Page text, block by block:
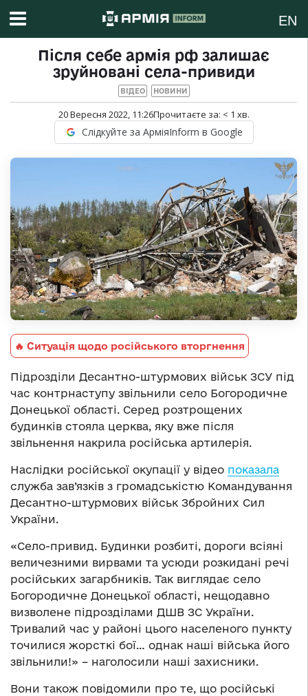
EN
Після себе армія рф залишає
зруйновані села-привиди
ВІДЕО НОВИНИ
20 Вересня 2022, 11:26Прочитаєте за: < 1 хв.
Слідкуйте за АрміяInform в Google
🔥 Ситуація щодо російського вторгнення
Підрозділи Десантно-штурмових військ ЗСУ під
час контрнаступу звільнили село Богородичне
Донецької області. Серед розтрощених
будинків стояла церква, яку вже після
звільнення накрила російська артилерія.
Наслідки російської окупації у відео показала
служба зав’язків з громадськістю Командування
Десантно-штурмових військ Збройних Сил
України.
«Село-привид. Будинки розбиті, дороги всіяні
величезними вирвами та усюди розкидані речі
російських загарбників. Так виглядає село
Богородичне Донецької області, нещодавно
визволене підрозділами ДШВ ЗС України.
Тривалий час у районі цього населеного пункту
точилися жорсткі бої… однак наші війська його
звільнили!» – наголосили наші захисники.
Вони також повідомили про те, що російські